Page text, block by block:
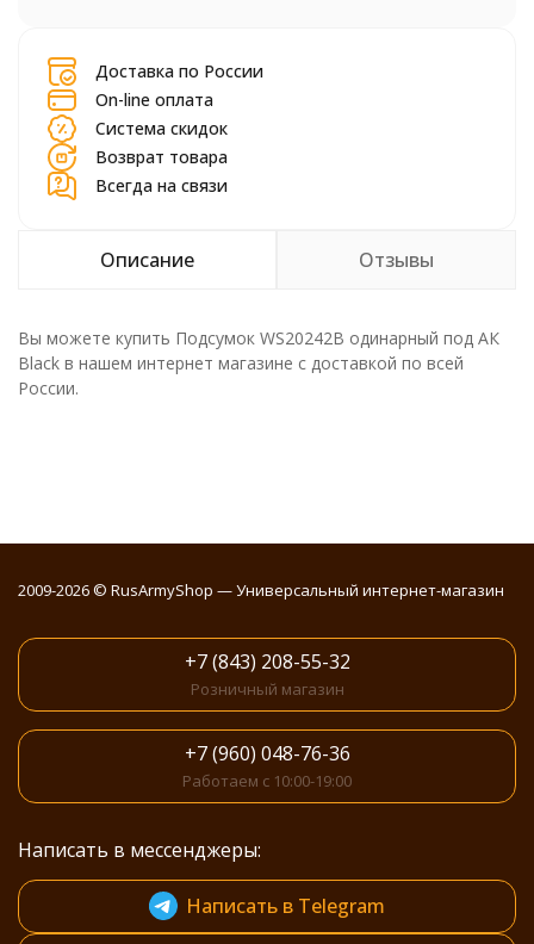
Доставка по России
On-line оплата
Система скидок
Возврат товара
Всегда на связи
Описание Отзывы
Вы можете купить Подсумок WS20242B одинарный под АК
Black в нашем интернет магазине с доставкой по всей
России.
2009-2026 © RusArmyShop — Универсальный интернет-магазин
+7 (843) 208-55-32
Розничный магазин
+7 (960) 048-76-36
Работаем с 10:00-19:00
Написать в мессенджеры:
Написать в Telegram